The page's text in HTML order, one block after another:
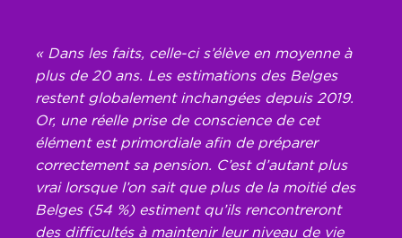
« Dans les faits, celle-ci s’élève en moyenne à
plus de 20 ans. Les estimations des Belges
restent globalement inchangées depuis 2019.
Or, une réelle prise de conscience de cet
élément est primordiale afin de préparer
correctement sa pension. C’est d’autant plus
vrai lorsque l’on sait que plus de la moitié des
Belges (54 %) estiment qu’ils rencontreront
des difficultés à maintenir leur niveau de vie